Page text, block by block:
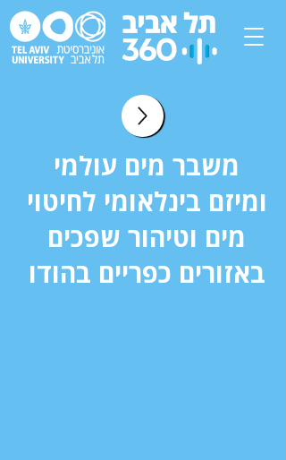
משבר מים עולמי
ומיזם בינלאומי לחיטוי
מים וטיהור שפכים
באזורים כפריים בהודו